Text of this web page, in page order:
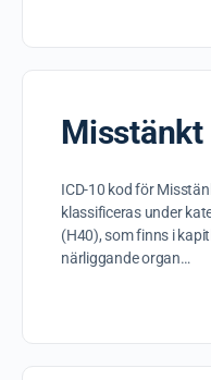
ICD-10 kod för
klassificeras under
(H40), som finns i
närliggande organ…